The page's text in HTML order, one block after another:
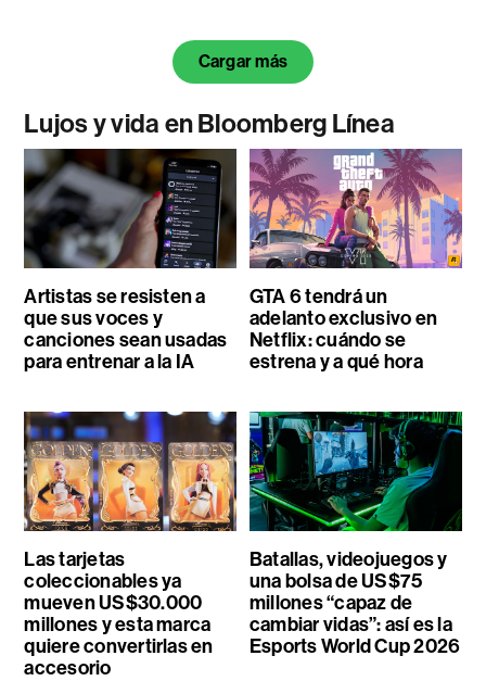
Cargar más
Lujos y vida en Bloomberg Línea
Artistas se resisten a
que sus voces y
canciones sean usadas
para entrenar a la IA
GTA 6 tendrá un
adelanto exclusivo en
Netflix: cuándo se
estrena y a qué hora
Las tarjetas
coleccionables ya
mueven US$30.000
millones y esta marca
quiere convertirlas en
accesorio
Batallas, videojuegos y
una bolsa de US$75
millones “capaz de
cambiar vidas”: así es la
Esports World Cup 2026